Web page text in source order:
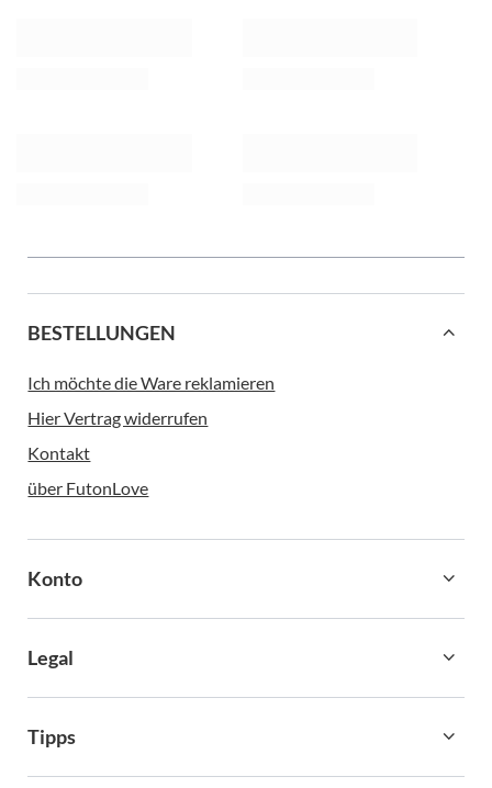
BESTELLUNGEN
Ich möchte die Ware reklamieren
Hier Vertrag widerrufen
Kontakt
über FutonLove
Konto
Legal
Tipps